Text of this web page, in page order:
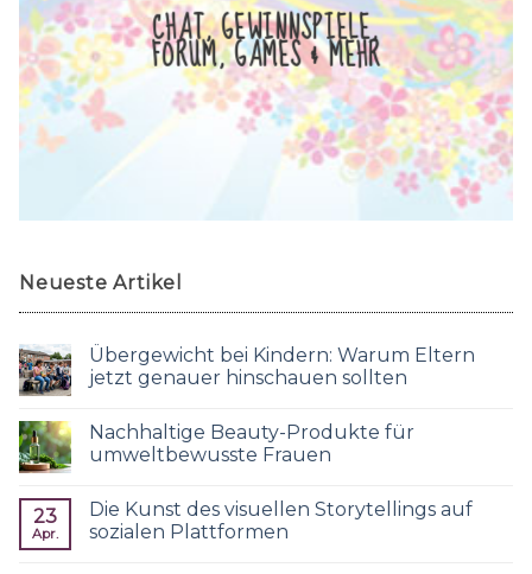
CHAT, GEWINNSPIELE,
FORUM, GAMES & MEHR
Neueste Artikel
Übergewicht bei Kindern: Warum Eltern
jetzt genauer hinschauen sollten
Nachhaltige Beauty-Produkte für
umweltbewusste Frauen
23
Apr.
Die Kunst des visuellen Storytellings auf
sozialen Plattformen